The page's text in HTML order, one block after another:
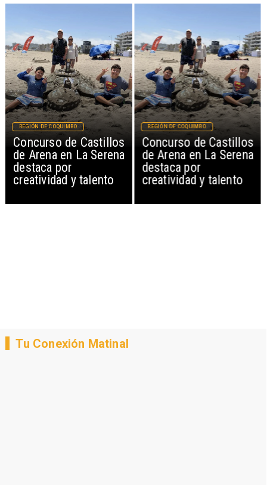
Concurso de Castillos
de Arena en La Serena
destaca por
creatividad y talento
REGIÓN DE COQUIMBO
Concurso de Castillos
de Arena en La Serena
destaca por
creatividad y talento
REGIÓN DE COQUIMBO
Tu Conexión Matinal